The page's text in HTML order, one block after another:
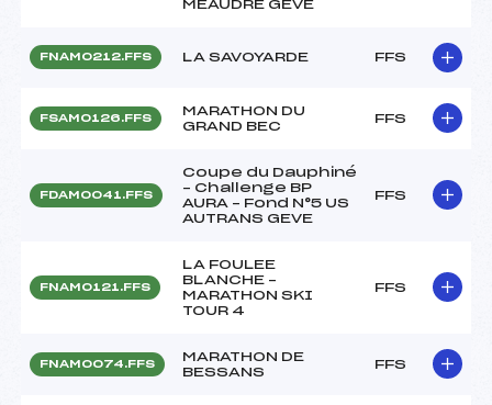
MEAUDRE GEVE
FNAM0212.FFS LA SAVOYARDE FFS
FSAM0126.FFS
MARATHON DU
GRAND BEC
FFS
FDAM0041.FFS
Coupe du Dauphiné
– Challenge BP
AURA – Fond N°5 US
AUTRANS GEVE
FFS
FNAM0121.FFS
LA FOULEE
BLANCHE –
MARATHON SKI
TOUR 4
FFS
FNAM0074.FFS
MARATHON DE
BESSANS
FFS